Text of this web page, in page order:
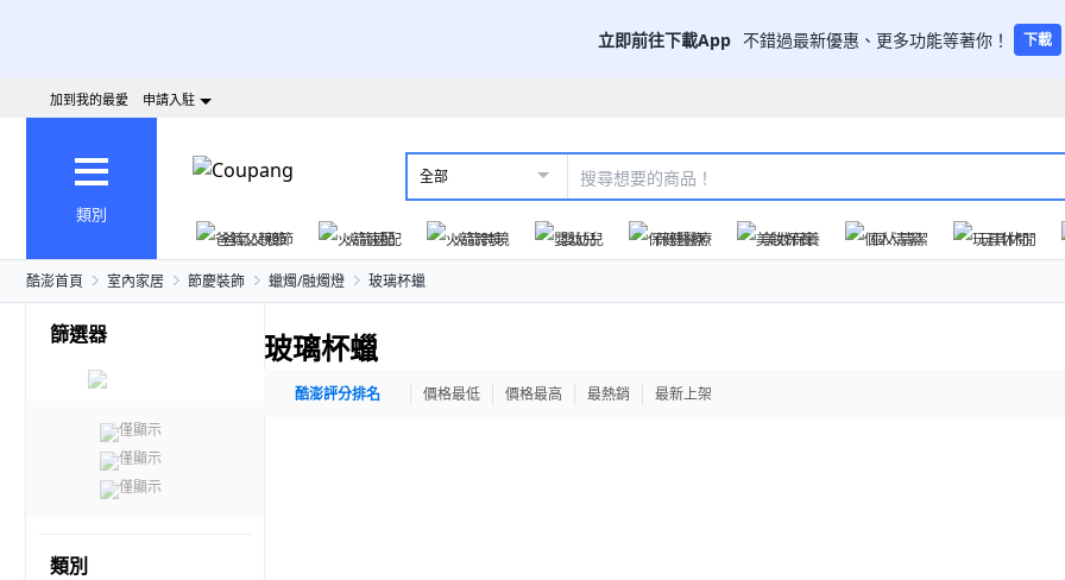
立即前往下載App 不錯過最新優惠、更多功能等著你！ 下載
加到我的最愛 申請入駐
類別
全部
爸氣父親節 火箭速配 火箭跨境 嬰幼兒 保健醫療 美妝保養 個人清潔 玩具休閒
酷澎首頁 室內家居 節慶裝飾 蠟燭/融燭燈 玻璃杯蠟
篩選器
僅顯示
僅顯示
僅顯示
類別
玻璃杯蠟
酷澎評分排名 價格最低 價格最高 最熱銷 最新上架